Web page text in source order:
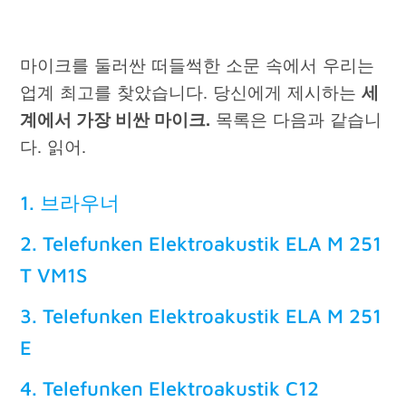
마이크를 둘러싼 떠들썩한 소문 속에서 우리는
업계 최고를 찾았습니다. 당신에게 제시하는세
계에서 가장 비싼 마이크. 목록은 다음과 같습니
다. 읽어.
1. 브라우너
2. Telefunken Elektroakustik ELA M 251
T VM1S
3. Telefunken Elektroakustik ELA M 251
E
4. Telefunken Elektroakustik C12